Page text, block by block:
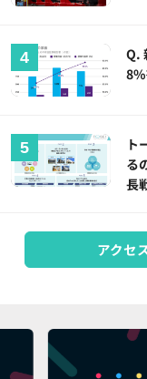
Q.
ト
る
長
アクセ